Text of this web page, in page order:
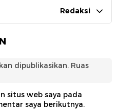
Redaksi
dipublikasikan. Ruas
situs web saya pada
saya berikutnya.